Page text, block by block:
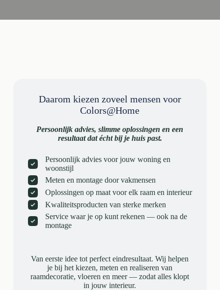
Daarom kiezen zoveel mensen voor
Colors@Home
Persoonlijk advies, slimme oplossingen en een
resultaat dat écht bij je huis past.
Persoonlijk advies voor jouw woning en
woonstijl
Meten en montage door vakmensen
Oplossingen op maat voor elk raam en interieur
Kwaliteitsproducten van sterke merken
Service waar je op kunt rekenen — ook na de
montage
Van eerste idee tot perfect eindresultaat. Wij helpen
je bij het kiezen, meten en realiseren van
raamdecoratie, vloeren en meer — zodat alles klopt
in jouw interieur.